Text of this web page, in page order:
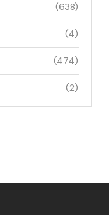
(638)
(4)
(474)
(2)